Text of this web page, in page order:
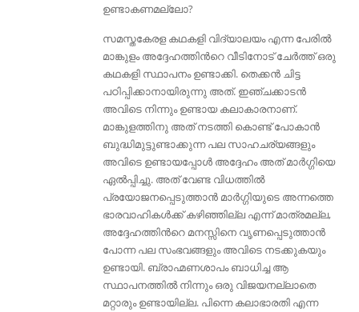
ഉണ്ടാകണമല്ലോ?
സമസ്തകേരള കഥകളി വിദ്യാലയം എന്ന പേരില്‍
മാങ്കുളം അദ്ദേഹത്തിന്‍റെ വീടിനോട് ചേര്‍ത്ത് ഒരു
കഥകളി സ്ഥാപനം ഉണ്ടാക്കി. തെക്കന്‍ ചിട്ട
പഠിപ്പിക്കാനായിരുന്നു അത്. ഇഞ്ചക്കാടന്‍
അവിടെ നിന്നും ഉണ്ടായ കലാകാരനാണ്.
മാങ്കുളത്തിനു അത് നടത്തി കൊണ്ട് പോകാൻ
ബുദ്ധിമുട്ടുണ്ടാക്കുന്ന പല സാഹചര്യങ്ങളും
അവിടെ ഉണ്ടായപ്പോള്‍ അദ്ദേഹം അത് മാർഗ്ഗിയെ
ഏല്‍പ്പിച്ചു. അത് വേണ്ട വിധത്തിൽ
പ്രയോജനപ്പെടുത്താൻ മാർഗ്ഗിയുടെ അന്നത്തെ
ഭാരവാഹികൾക്ക് കഴിഞ്ഞില്ല എന്ന് മാത്രമല്ല,
അദ്ദേഹത്തിൻറെ മനസ്സിനെ വൃണപ്പെടുത്താൻ
പോന്ന പല സംഭവങ്ങളും അവിടെ നടക്കുകയും
ഉണ്ടായി. ബ്രാഹ്മണശാപം ബാധിച്ച ആ
സ്ഥാപനത്തില്‍ നിന്നും ഒരു വിജയനല്ലാതെ
മറ്റാരും ഉണ്ടായില്ല. പിന്നെ കലാഭാരതി എന്ന